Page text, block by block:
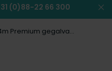
(0)88-22 66 300
Premium gegalva...